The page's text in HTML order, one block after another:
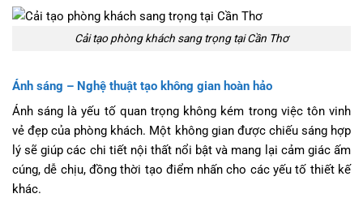
Cải tạo phòng khách sang trọng tại Cần Thơ
Ánh sáng – Nghệ thuật tạo không gian hoàn hảo
Ánh sáng là yếu tố quan trọng không kém trong việc tôn vinh
vẻ đẹp của phòng khách. Một không gian được chiếu sáng hợp
lý sẽ giúp các chi tiết nội thất nổi bật và mang lại cảm giác ấm
cúng, dễ chịu, đồng thời tạo điểm nhấn cho các yếu tố thiết kế
khác.